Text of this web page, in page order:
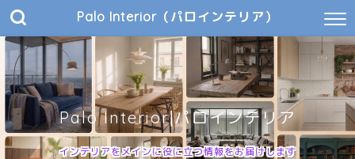
Palo Interior（パロインテリア）
Palo Interior|パロインテリア
インテリアをメインに役に立つ情報をお届けします